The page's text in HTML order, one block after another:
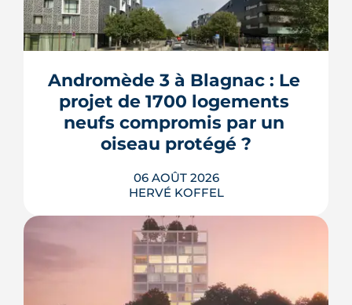
Andromède 3 à Blagnac : Le
projet de 1700 logements
neufs compromis par un
oiseau protégé ?
06 AOÛT 2026
HERVÉ KOFFEL
La troisième et dernière phase de